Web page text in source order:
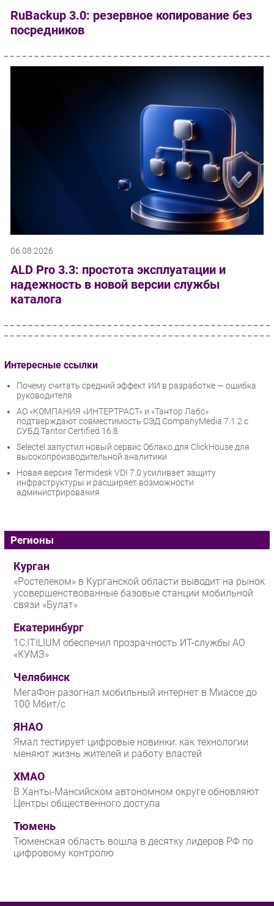
RuBackup 3.0: резервное копирование без
посредников
06.08.2026
ALD Pro 3.3: простота эксплуатации и
надежность в новой версии службы
каталога
Интересные ссылки
Почему считать средний эффект ИИ в разработке — ошибка
руководителя
АО «КОМПАНИЯ «ИНТЕРТРАСТ» и «Тантор Лабс»
подтверждают совместимость СЭД CompanyMedia 7.1.2 с
СУБД Tantor Certified 16.8
Selectel запустил новый сервис Облако для ClickHouse для
высокопроизводительной аналитики
Новая версия Termidesk VDI 7.0 усиливает защиту
инфраструктуры и расширяет возможности
администрирования
Регионы
Курган
«Ростелеком» в Курганской области выводит на рынок
усовершенствованные базовые станции мобильной
связи «Булат»
Екатеринбург
1С:ITILIUM обеспечил прозрачность ИТ-службы АО
«КУМЗ»
Челябинск
МегаФон разогнал мобильный интернет в Миассе до
100 Мбит/с
ЯНАО
Ямал тестирует цифровые новинки: как технологии
меняют жизнь жителей и работу властей
ХМАО
В Ханты-Мансийском автономном округе обновляют
Центры общественного доступа
Тюмень
Тюменская область вошла в десятку лидеров РФ по
цифровому контролю